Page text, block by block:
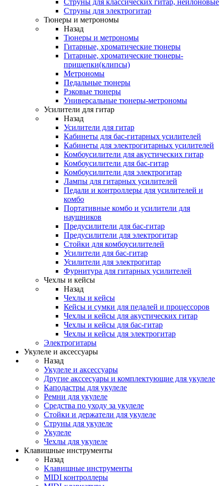
Струны для классических гитар, нейлоновые
Струны для электрогитар
Тюнеры и метрономы
Назад
Тюнеры и метрономы
Гитарные, хроматические тюнеры
Гитарные, хроматические тюнеры-
прищепки(клипсы)
Метрономы
Педальные тюнеры
Рэковые тюнеры
Универсальные тюнеры-метрономы
Усилители для гитар
Назад
Усилители для гитар
Кабинеты для бас-гитарных усилителей
Кабинеты для электрогитарных усилителей
Комбоусилители для акустических гитар
Комбоусилители для бас-гитар
Комбоусилители для электрогитар
Лампы для гитарных усилителей
Педали и контроллеры для усилителей и
комбо
Портативные комбо и усилители для
наушников
Предусилители для бас-гитар
Предусилители для электрогитар
Стойки для комбоусилителей
Усилители для бас-гитар
Усилители для электрогитар
Фурнитура для гитарных усилителей
Чехлы и кейсы
Назад
Чехлы и кейсы
Кейсы и сумки для педалей и процессоров
Чехлы и кейсы для акустических гитар
Чехлы и кейсы для бас-гитар
Чехлы и кейсы для электрогитар
Электрогитары
Укулеле и аксессуары
Назад
Укулеле и аксессуары
Другие акссесуары и комплектующие для укулеле
Каподастры для укулеле
Ремни для укулеле
Средства по уходу за укулеле
Стойки и держатели для укулеле
Струны для укулеле
Укулеле
Чехлы для укулеле
Клавишные инструменты
Назад
Клавишные инструменты
MIDI контроллеры